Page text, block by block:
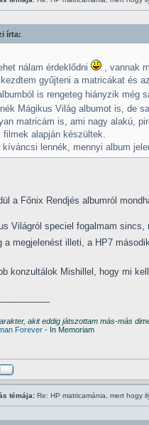
írta:
nálam érdeklődni
, vannak
gyűjteni a matricákat és
is rengeteg hiányzik még
Mágikus Világ albumot is, de
matricám is, ami nagy alakú,
filmek alapján készültek.
kíváncsi lennék, mennyi album
a Főnix Rendjés albumról
Világról speciel fogalmam
a megjelenést illeti, a HP7
konzultálok Mishillel, hogy mi
akit eddig játszottam más-más
Forever - In Memoriam
témája: Re: HP matricamánia, mert hogy